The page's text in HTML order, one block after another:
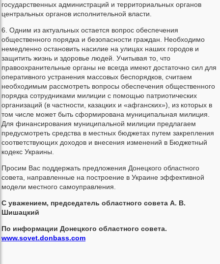
государственных администраций и территориальных органов
центральных органов исполнительной власти.
6. Одним из актуальных остается вопрос обеспечения
общественного порядка и безопасности граждан. Необходимо
немедленно остановить насилие на улицах наших городов и
защитить жизнь и здоровье людей. Учитывая то, что
правоохранительные органы не всегда имеют достаточно сил для
оперативного устранения массовых беспорядков, считаем
необходимым рассмотреть вопросы обеспечения общественного
порядка сотрудниками милиции с помощью патриотических
организаций (в частности, казацких и «афганских»), из которых в
том числе может быть сформирована муниципальная милиция.
Для финансирования муниципальной милиции предлагаем
предусмотреть средства в местных бюджетах путем закрепления
соответствующих доходов и внесения изменений в Бюджетный
кодекс Украины.
Просим Вас поддержать предложения Донецкого областного
совета, направленные на построение в Украине эффективной
модели местного самоуправления.
С уважением, председатель областного совета А. В.
Шишацкий
По информации Донецкого областного совета.
www.sovet.donbass.com